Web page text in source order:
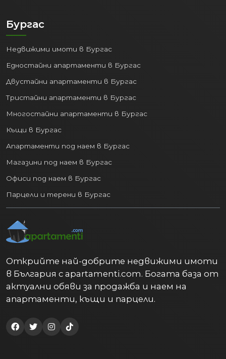
Бургас
Недвижими имоти в Бургас
Едностайни апартаменти в Бургас
Двустайни апартаменти в Бургас
Тристайни апартаменти в Бургас
Многостайни апартаменти в Бургас
Къщи в Бургас
Апартаменти под наем в Бургас
Магазини под наем в Бургас
Офиси под наем в Бургас
Парцели и терени в Бургас
Открийте най-добрите недвижими имоти
в България с apartamenti.com. Богата база от
актуални обяви за продажба и наем на
апартаменти, къщи и парцели.